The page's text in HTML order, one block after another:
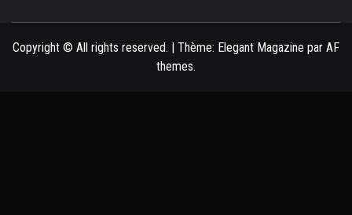
Copyright © All rights reserved. Thème: Elegant Magazine par AF
themes.